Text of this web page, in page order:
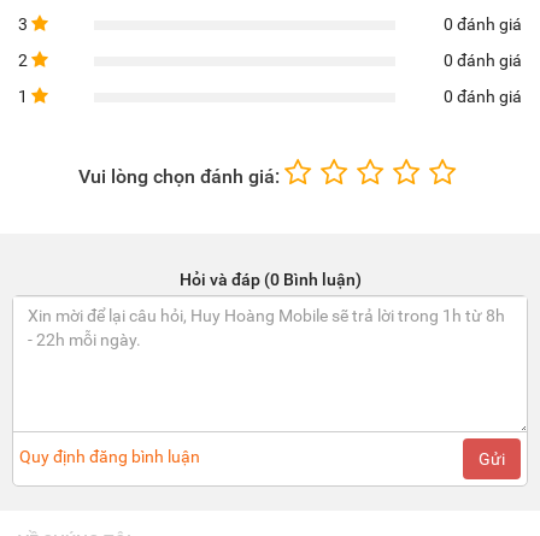
3
0 đánh giá
2
0 đánh giá
1
0 đánh giá
Vui lòng chọn đánh giá:
Hỏi và đáp (0 Bình luận)
Quy định đăng bình luận Gửi